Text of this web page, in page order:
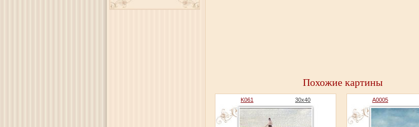
Похожие картины
K061 30x40 A0005